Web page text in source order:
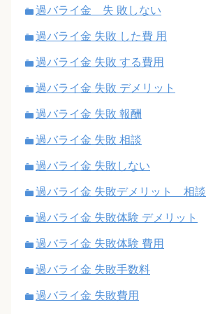
過バライ金 失 敗しない
過バライ金 失敗 した費 用
過バライ金 失敗 する費用
過バライ金 失敗 デメリット
過バライ金 失敗 報酬
過バライ金 失敗 相談
過バライ金 失敗しない
過バライ金 失敗デメリット 相談
過バライ金 失敗体験 デメリット
過バライ金 失敗体験 費用
過バライ金 失敗手数料
過バライ金 失敗費用